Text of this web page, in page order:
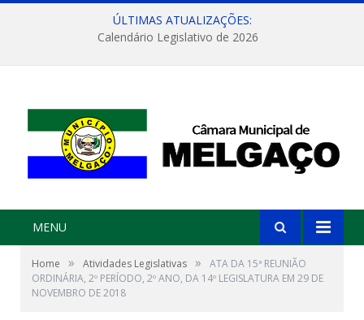
ÚLTIMAS ATUALIZAÇÕES:
Calendário Legislativo de 2026
MENU
Home » Atividades Legislativas »
ATA DA 15ª REUNIÃO
ORDINÁRIA, 2º PERÍODO, 2º ANO, DA 14º LEGISLATURA EM 29 DE
NOVEMBRO DE 2018